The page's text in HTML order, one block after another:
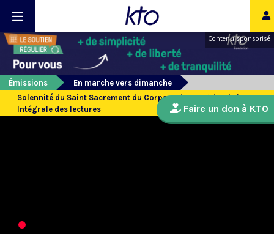
Contenu sponsorisé
Émissions
En marche vers dimanche
Solennité du Saint Sacrement du Corps et du sang du Christ -
Intégrale des lectures
Faire un don à KTO